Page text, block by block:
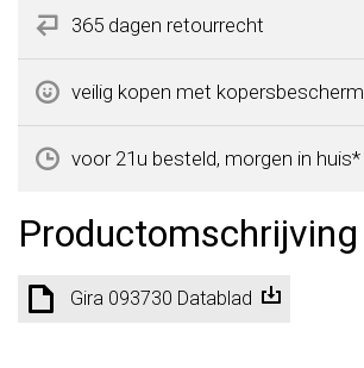
365 dagen retourrecht
veilig kopen met
voor 21u besteld, morgen in huis*
Productomschrijving
Gira 093730 Datablad